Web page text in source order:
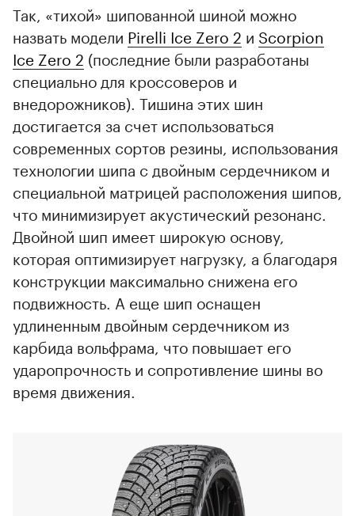
Так, «тихой» шипованной шиной можно
назвать модели Pirelli Ice Zero 2 и Scorpion
Ice Zero 2 (последние были разработаны
специально для кроссоверов и
внедорожников). Тишина этих шин
достигается за счет использоваться
современных сортов резины, использования
технологии шипа с двойным сердечником и
специальной матрицей расположения шипов,
что минимизирует акустический резонанс.
Двойной шип имеет широкую основу,
которая оптимизирует нагрузку, а благодаря
конструкции максимально снижена его
подвижность. А еще шип оснащен
удлиненным двойным сердечником из
карбида вольфрама, что повышает его
ударопрочность и сопротивление шины во
время движения.